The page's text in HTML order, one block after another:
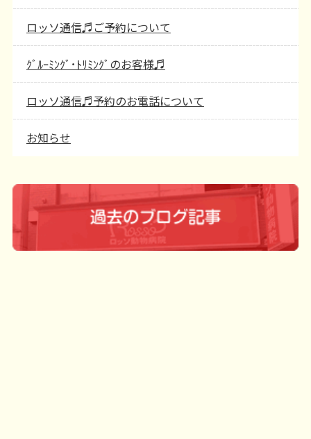
ロッソ通信♬ご予約について
ｸﾞﾙｰﾐﾝｸﾞ･ﾄﾘﾐﾝｸﾞのお客様♬
ロッソ通信♬予約のお電話について
お知らせ